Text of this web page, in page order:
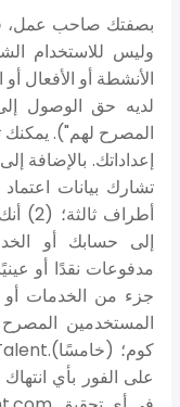
بصفتك صاحب عمل،
وليس للاستخدام
الأنشطة أو الأفعال
لديه حق الوصول
المصرح لهم").
تشارك بيانات
مدفوعات نقدًا أو
المستخدمين